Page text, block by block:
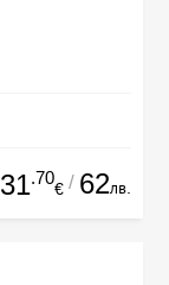
31.70
€ / 62лв.